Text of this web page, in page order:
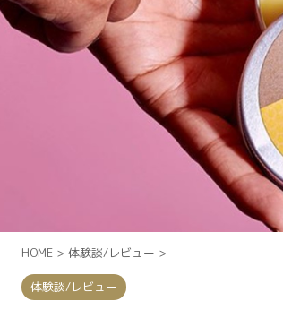
HOME > 体験談/レビュー >
体験談/レビュー